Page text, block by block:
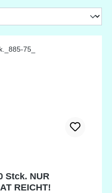
Stck. NUR
REICHT!